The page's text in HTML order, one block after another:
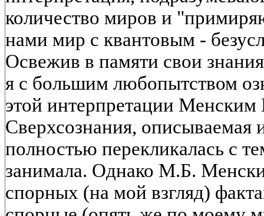
количество миров и
нами мир с квантовым -
Освежив в памяти свои
я с большим любопытством
этой интерпретации
Сверхсознания,
полностью перекликалась с
занимала. Однако М.Б.
спорных (на мой взгляд)